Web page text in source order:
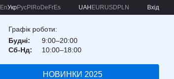
EnУкрРусPl Ro De FrEs UAH EURUSD PLN Вхід
Графік роботи:
Будні:
9:00–20:00
Сб-Нд:
10:00–18:00
НОВИНКИ 2025